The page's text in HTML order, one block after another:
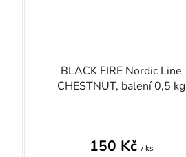
BLACK FIRE Nordic Line
CHESTNUT, balení 0,5 kg
150 Kč/ ks